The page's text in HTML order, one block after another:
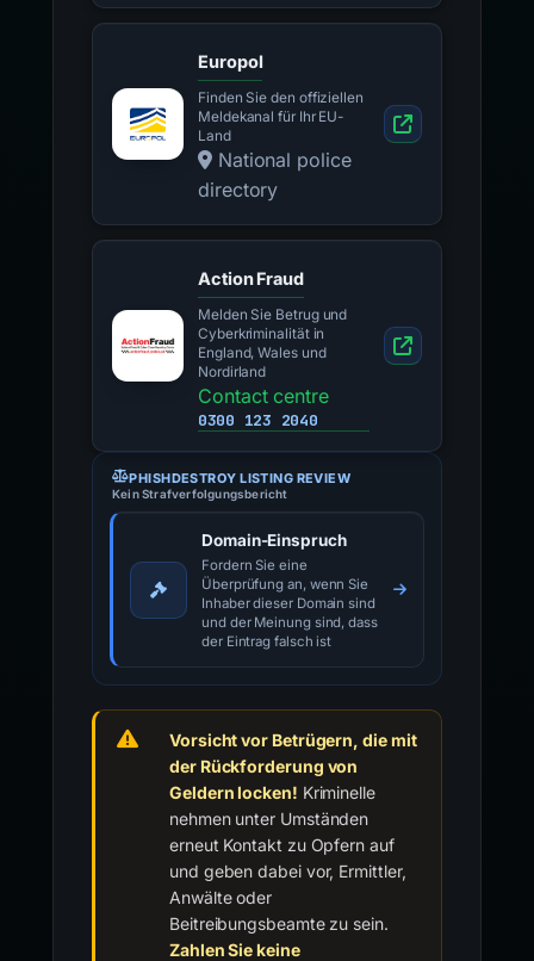
Europol
Finden Sie den offiziellen
Meldekanal für Ihr EU-
Land
National police
directory
Action Fraud
Melden Sie Betrug und
Cyberkriminalität in
England, Wales und
Nordirland
Contact centre
0300 123 2040
PHISHDESTROY LISTING REVIEW
Kein Strafverfolgungsbericht
Domain-Einspruch
Fordern Sie eine
Überprüfung an, wenn Sie
Inhaber dieser Domain sind
und der Meinung sind, dass
der Eintrag falsch ist
Vorsicht vor Betrügern, die mit
der Rückforderung von
Geldern locken! Kriminelle
nehmen unter Umständen
erneut Kontakt zu Opfern auf
und geben dabei vor, Ermittler,
Anwälte oder
Beitreibungsbeamte zu sein.
Zahlen Sie keine